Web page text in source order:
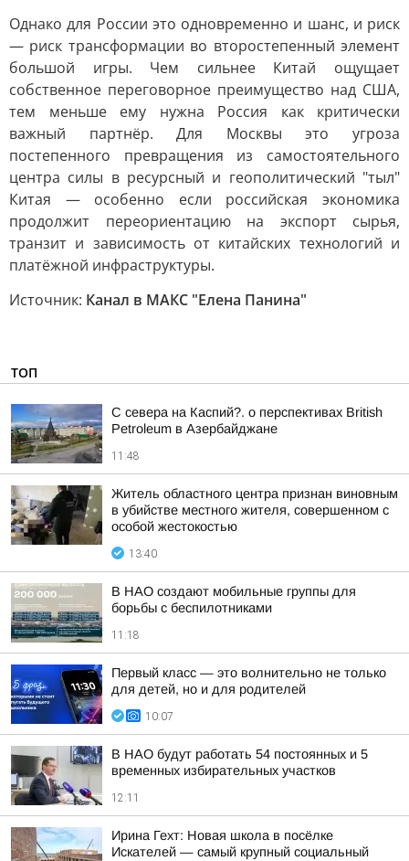
Однако для России это одновременно и шанс, и риск
— риск трансформации во второстепенный элемент
большой игры. Чем сильнее Китай ощущает
собственное переговорное преимущество над США,
тем меньше ему нужна Россия как критически
важный партнёр. Для Москвы это угроза
постепенного превращения из самостоятельного
центра силы в ресурсный и геополитический "тыл"
Китая — особенно если российская экономика
продолжит переориентацию на экспорт сырья,
транзит и зависимость от китайских технологий и
платёжной инфраструктуры.
Источник: Канал в МАКС "Елена Панина"
ТОП
С севера на Каспий?. о перспективах British
Petroleum в Азербайджане
11:48
Житель областного центра признан виновным
в убийстве местного жителя, совершенном с
особой жестокостью
13:40
В НАО создают мобильные группы для
борьбы с беспилотниками
11:18
Первый класс — это волнительно не только
для детей, но и для родителей
10:07
В НАО будут работать 54 постоянных и 5
временных избирательных участков
12:11
Ирина Гехт: Новая школа в посёлке
Искателей — самый крупный социальный